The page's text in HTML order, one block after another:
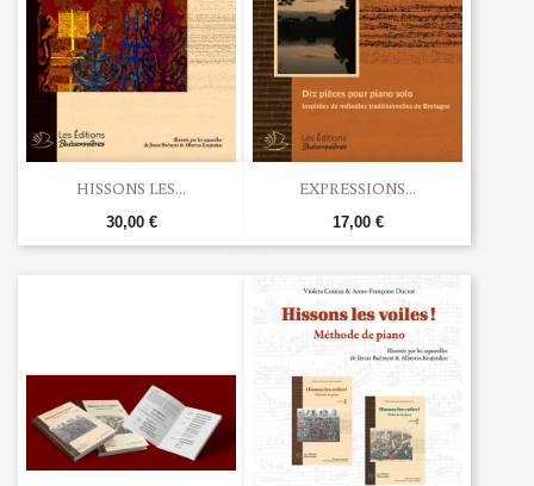
HISSONS LES...
30,00 €
EXPRESSIONS...
17,00 €